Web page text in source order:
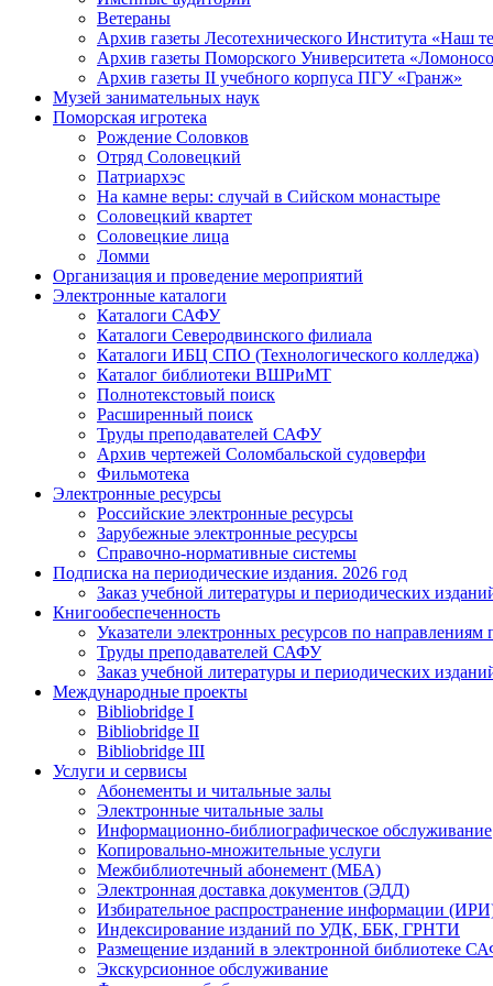
Ветераны
Архив газеты Лесотехнического Института «Наш
Архив газеты Поморского Университета
Архив газеты II учебного корпуса ПГУ «Гранж»
Музей занимательных наук
Поморская игротека
Рождение Соловков
Отряд Соловецкий
Патриархэс
На камне веры: случай в Сийском монастыре
Соловецкий квартет
Соловецкие лица
Ломми
Организация и проведение мероприятий
Электронные каталоги
Каталоги САФУ
Каталоги Северодвинского филиала
Каталоги ИБЦ СПО (Технологического колледжа)
Каталог библиотеки ВШРиМТ
Полнотекстовый поиск
Расширенный поиск
Труды преподавателей САФУ
Архив чертежей Соломбальской судоверфи
Фильмотека
Электронные ресурсы
Российские электронные ресурсы
Зарубежные электронные ресурсы
Справочно-нормативные системы
Подписка на периодические издания. 2026 год
Заказ учебной литературы и периодических
Книгообеспеченность
Указатели электронных ресурсов по направлениям
Труды преподавателей САФУ
Заказ учебной литературы и периодических
Международные проекты
Bibliobridge I
Bibliobridge II
Bibliobridge III
Услуги и сервисы
Абонементы и читальные залы
Электронные читальные залы
Информационно-библиографическое обслуживание
Копировально-множительные услуги
Межбиблиотечный абонемент (МБА)
Электронная доставка документов (ЭДД)
Избирательное распространение информации
Индексирование изданий по УДК, ББК, ГРНТИ
Размещение изданий в электронной библиотеке
Экскурсионное обслуживание